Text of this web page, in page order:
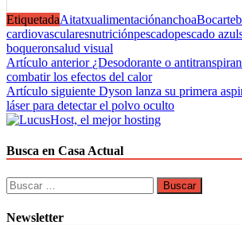
EtiquetadaAitatxualimentaciónanchoaBocarte
cardiovascularesnutriciónpescadopescado azul
boqueronsalud visual
Navegación
de
entradas
Artículo anterior ¿Desodorante o
combatir los efectos del calor
Artículo siguiente Dyson lanza su primera
láser para detectar el polvo oculto
Busca en Casa Actual
Buscar:
Newsletter